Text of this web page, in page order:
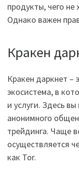
продукты, чего не
Однако важен
Кракен
Кракен даркнет –
экосистема, в
и услуги. Здесь
анонимного
трейдинга. Чаще
осуществляется
как Tor.